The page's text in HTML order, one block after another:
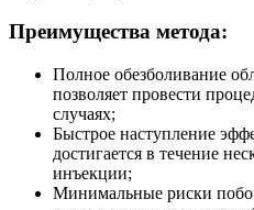
Преимущества метода:
Полное обезболивание
позволяет провести
случаях;
Быстрое наступление
достигается в течение
инъекции;
Минимальные риски